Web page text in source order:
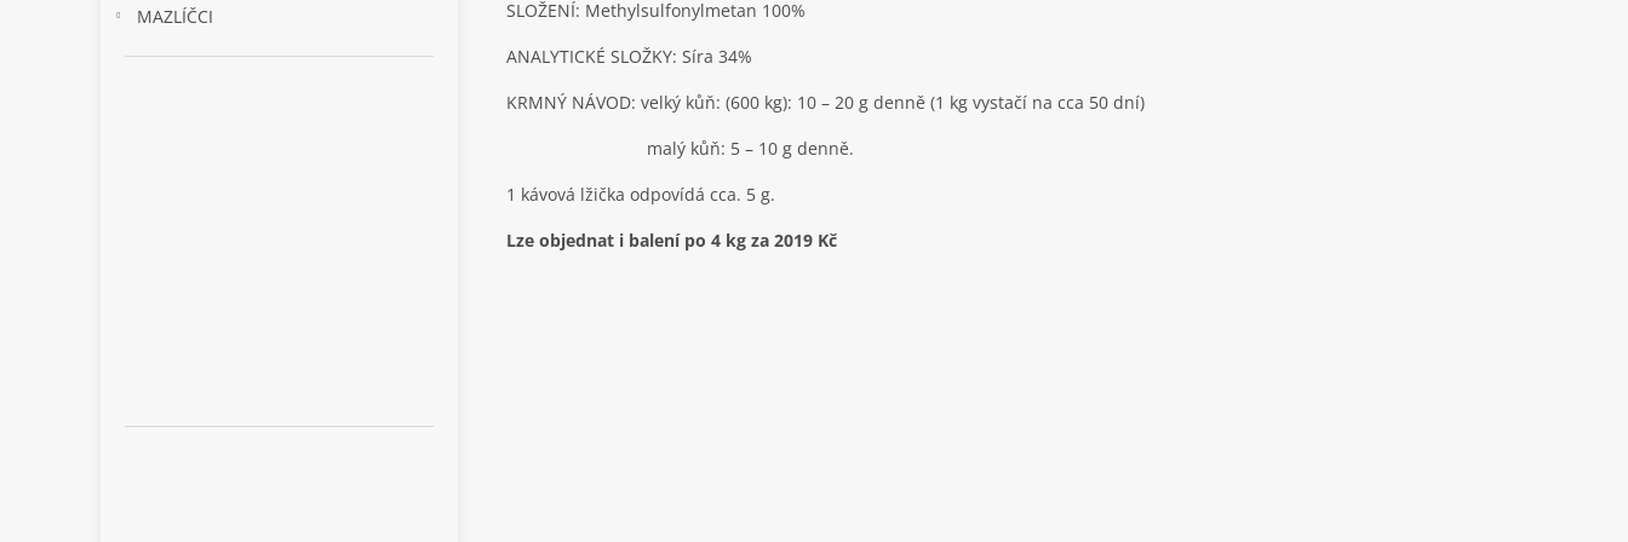
MAZLÍČCI
SLOŽENÍ: Methylsulfonylmetan 100%
ANALYTICKÉ SLOŽKY: Síra 34%
KRMNÝ NÁVOD: velký kůň: (600 kg): 10 – 20 g denně (1 kg vystačí na cca 50 dní)
malý kůň: 5 – 10 g denně.
1 kávová lžička odpovídá cca. 5 g.
Lze objednat i balení po 4 kg za 2019 Kč